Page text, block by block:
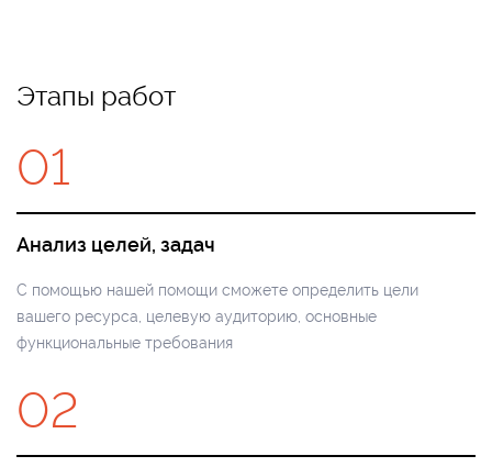
Этапы работ
01
Анализ целей, задач
С помощью нашей помощи сможете определить цели
вашего ресурса, целевую аудиторию, основные
функциональные требования
02